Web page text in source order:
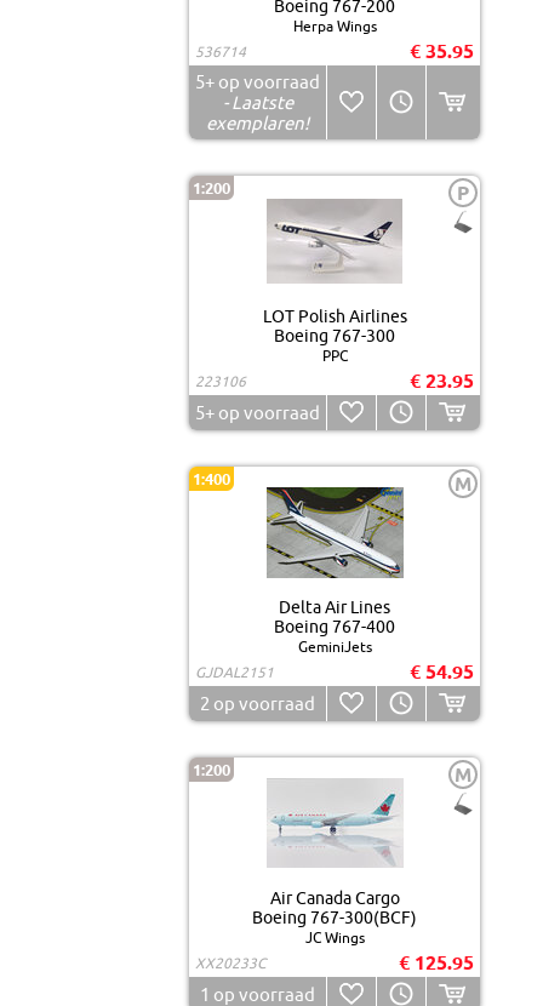
Boeing 767-200
Herpa Wings
536714
€ 35.95
5+ op voorraad
- Laatste
exemplaren!
1:200 P
LOT Polish Airlines
Boeing 767-300
PPC
223106
€ 23.95
5+ op voorraad
1:400 M
Delta Air Lines
Boeing 767-400
GeminiJets
GJDAL2151
€ 54.95
2 op voorraad
1:200 M
Air Canada Cargo
Boeing 767-300(BCF)
JC Wings
XX20233C
€ 125.95
1 op voorraad